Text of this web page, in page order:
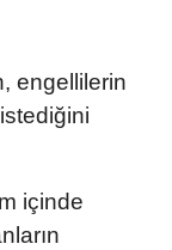
engellilerin
içinde